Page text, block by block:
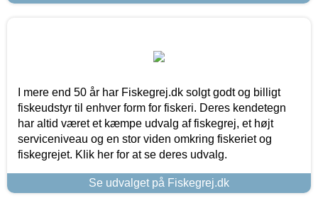
I mere end 50 år har Fiskegrej.dk solgt godt og billigt
fiskeudstyr til enhver form for fiskeri. Deres kendetegn
har altid været et kæmpe udvalg af fiskegrej, et højt
serviceniveau og en stor viden omkring fiskeriet og
fiskegrejet. Klik her for at se deres udvalg.
Se udvalget på Fiskegrej.dk